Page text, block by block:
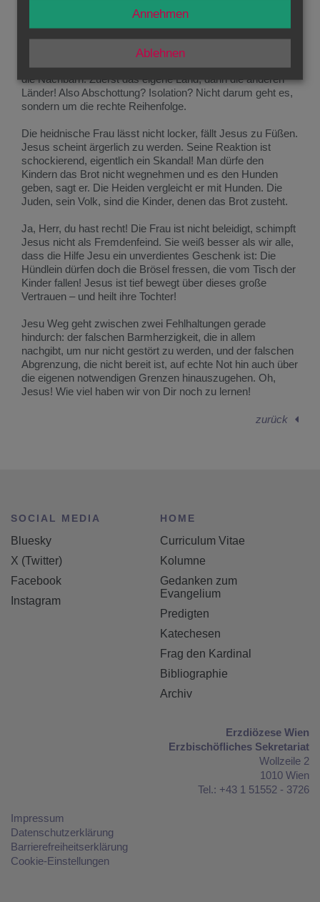
Jesus macht es anders, für uns alle ein hoher Maßstab. Er
Das ist mein Auftrag! Mut zur Grenzziehung tut uns allen
gut. Keiner ist für die ganze Welt „zuständig“. Es gibt eine
Rangordnung der Aufgaben: zuerst die eigene Familie, dann
die Nachbarn. Zuerst das eigene Land, dann die anderen
Länder! Also Abschottung? Isolation? Nicht darum geht es,
sondern um die rechte Reihenfolge.
Die heidnische Frau lässt nicht locker, fällt Jesus zu Füßen.
Jesus scheint ärgerlich zu werden. Seine Reaktion ist
schockierend, eigentlich ein Skandal! Man dürfe den
Kindern das Brot nicht wegnehmen und es den Hunden
geben, sagt er. Die Heiden vergleicht er mit Hunden. Die
Juden, sein Volk, sind die Kinder, denen das Brot zusteht.
Ja, Herr, du hast recht! Die Frau ist nicht beleidigt, schimpft
Jesus nicht als Fremdenfeind. Sie weiß besser als wir alle,
dass die Hilfe Jesu ein unverdientes Geschenk ist: Die
Hündlein dürfen doch die Brösel fressen, die vom Tisch der
Kinder fallen! Jesus ist tief bewegt über dieses große
Vertrauen – und heilt ihre Tochter!
Jesu Weg geht zwischen zwei Fehlhaltungen gerade
hindurch: der falschen Barmherzigkeit, die in allem
nachgibt, um nur nicht gestört zu werden, und der falschen
Abgrenzung, die nicht bereit ist, auf echte Not hin auch über
die eigenen notwendigen Grenzen hinauszugehen. Oh,
Jesus! Wie viel haben wir von Dir noch zu lernen!
zurück
SOCIAL MEDIA
Bluesky
X (Twitter)
Facebook
Instagram
HOME
Curriculum Vitae
Kolumne
Gedanken zum
Evangelium
Predigten
Katechesen
Frag den Kardinal
Bibliographie
Archiv
Erzdiözese Wien
Erzbischöfliches Sekretariat
Wollzeile 2
1010 Wien
Tel.: +43 1 51552 - 3726
Impressum
Datenschutzerklärung
Barrierefreiheitserklärung
Cookie-Einstellungen
Ablehnen
Annehmen